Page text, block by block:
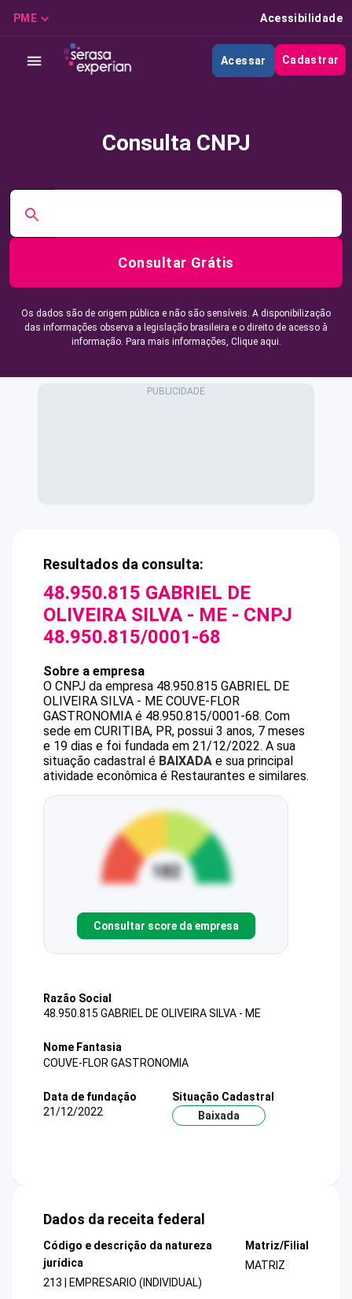
PME Acessibilidade
Acessar Cadastrar
Consulta CNPJ
Consultar Grátis
Os dados são de origem pública e não são sensíveis. A disponibilização
das informações observa a legislação brasileira e o direito de acesso à
informação. Para mais informações, Clique aqui.
Resultados da consulta:
48.950.815 GABRIEL DE
OLIVEIRA SILVA - ME - CNPJ
48.950.815/0001-68
Sobre a empresa
O CNPJ da empresa 48.950.815 GABRIEL DE
OLIVEIRA SILVA - ME COUVE-FLOR
GASTRONOMIA é 48.950.815/0001-68. Com
sede em CURITIBA, PR, possui 3 anos, 7 meses
e 19 dias e foi fundada em 21/12/2022. A sua
situação cadastral é BAIXADA e sua principal
atividade econômica é Restaurantes e similares.
Consultar score da empresa
Razão Social
48.950.815 GABRIEL DE OLIVEIRA SILVA - ME
Nome Fantasia
COUVE-FLOR GASTRONOMIA
Data de fundação
21/12/2022
Situação Cadastral
Baixada
Dados da receita federal
Código e descrição da natureza
jurídica
213 | EMPRESARIO (INDIVIDUAL)
Matriz/Filial
MATRIZ